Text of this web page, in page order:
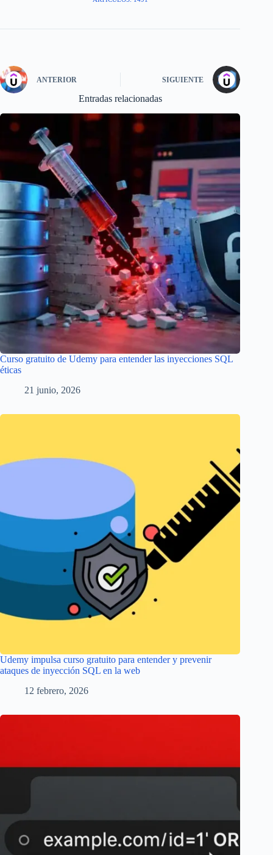
ANTERIOR SIGUIENTE
Entradas relacionadas
Curso gratuito de Udemy para entender las inyecciones SQL
éticas
21 junio, 2026
Udemy impulsa curso gratuito para entender y prevenir
ataques de inyección SQL en la web
12 febrero, 2026